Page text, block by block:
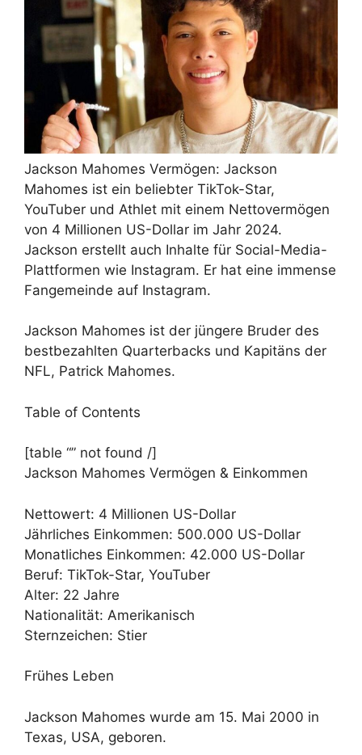
Jackson Mahomes Vermögen: Jackson
Mahomes ist ein beliebter TikTok-Star,
YouTuber und Athlet mit einem Nettovermögen
von 4 Millionen US-Dollar im Jahr 2024.
Jackson erstellt auch Inhalte für Social-Media-
Plattformen wie Instagram. Er hat eine immense
Fangemeinde auf Instagram.
Jackson Mahomes ist der jüngere Bruder des
bestbezahlten Quarterbacks und Kapitäns der
NFL, Patrick Mahomes.
Table of Contents
[table “” not found /]
Jackson Mahomes Vermögen & Einkommen
Nettowert: 4 Millionen US-Dollar
Jährliches Einkommen: 500.000 US-Dollar
Monatliches Einkommen: 42.000 US-Dollar
Beruf: TikTok-Star, YouTuber
Alter: 22 Jahre
Nationalität: Amerikanisch
Sternzeichen: Stier
Frühes Leben
Jackson Mahomes wurde am 15. Mai 2000 in
Texas, USA, geboren.